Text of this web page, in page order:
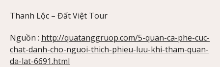
Thanh Lộc – Đất Việt Tour
Nguồn : http://quatanggruop.com/5-quan-ca-phe-cuc-
chat-danh-cho-nguoi-thich-phieu-luu-khi-tham-quan-
da-lat-6691.html